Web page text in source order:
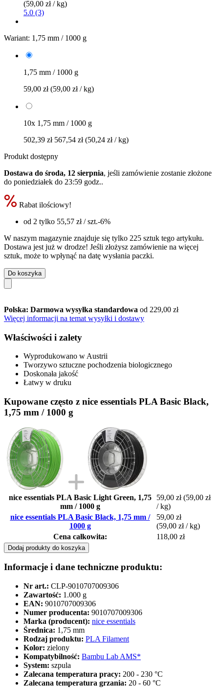
(59,00 zł / kg)
5.0 (3)
Wariant: 1,75 mm / 1000 g
1,75 mm / 1000 g
59,00 zł(59,00 zł / kg)
10x 1,75 mm / 1000 g
502,39 zł 567,54 zł (50,24 zł / kg)
Produkt dostępny
Dostawa do środa, 12 sierpnia, jeśli zamówienie zostanie złożone
do poniedziałek do 23:59 godz..
Rabat ilościowy!
od 2 tylko 55,57 zł/ szt.-6%
W naszym magazynie znajduje się tylko 225 sztuk tego artykułu.
Dostawa jest już w drodze! Jeśli złożysz zamówienie na więcej
sztuk, może to wpłynąć na datę wysłania paczki.
Do koszyka
Polska: Darmowa wysyłka standardowa od 229,00 zł
Więcej informacji na temat wysyłki i dostawy
Właściwości i zalety
Wyprodukowano w Austrii
Tworzywo sztuczne pochodzenia biologicznego
Doskonała jakość
Łatwy w druku
Kupowane często z nice essentials PLA Basic Black,
1,75 mm / 1000 g
nice essentials PLA Basic Light Green, 1,75
mm / 1000 g
59,00 zł (59,00 zł
/ kg)
nice essentials PLA Basic Black, 1,75 mm /
1000 g
59,00 zł
(59,00 zł / kg)
Cena całkowita:
118,00 zł
Dodaj produkty do koszyka
Informacje i dane techniczne produktu:
Nr art.: CLP-9010707009306
Zawartość: 1.000 g
EAN: 9010707009306
Numer producenta: 9010707009306
Marka (producent): nice essentials
Średnica: 1,75 mm
Rodzaj produktu: PLA Filament
Kolor: zielony
Kompatybilność: Bambu Lab AMS*
System: szpula
Zalecana temperatura pracy: 200 - 230 °C
Zalecana temperatura grzania: 20 - 60 °C